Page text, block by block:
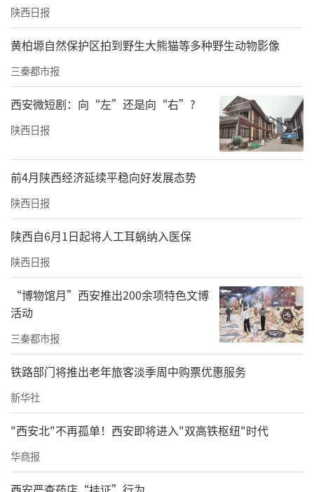
正是得益于经开区轨道交通领域企业的卓越贡
献，全长约50公里的西安地铁8号线，不仅为西
安市现有的7条线路增添了许多新的换乘节点，
更拉近了乘客与经开区之间的紧密联系。趁此
机会，经开君就带大家来看看位于经开区的两
个站点吧！
市图书馆站
市图书馆站，作为8号线与2号线的换乘站点，
紧邻西安市图书馆，设计主题“构筑西图遐
影，传承书海文化”巧妙融合了墨香华灯元
素，为前往图书馆的朋友们营造了一个浓郁的
书香氛围。
陕西日报
黄柏塬自然保护区拍到野生大熊猫等多种野生动物影像
三秦都市报
西安微短剧：向“左”还是向“右”?
陕西日报
前4月陕西经济延续平稳向好发展态势
陕西日报
陕西自6月1日起将人工耳蜗纳入医保
陕西日报
“博物馆月”西安推出200余项特色文博
活动
三秦都市报
铁路部门将推出老年旅客淡季周中购票优惠服务
新华社
"西安北"不再孤单！西安即将进入"双高铁枢纽"时代
华商报